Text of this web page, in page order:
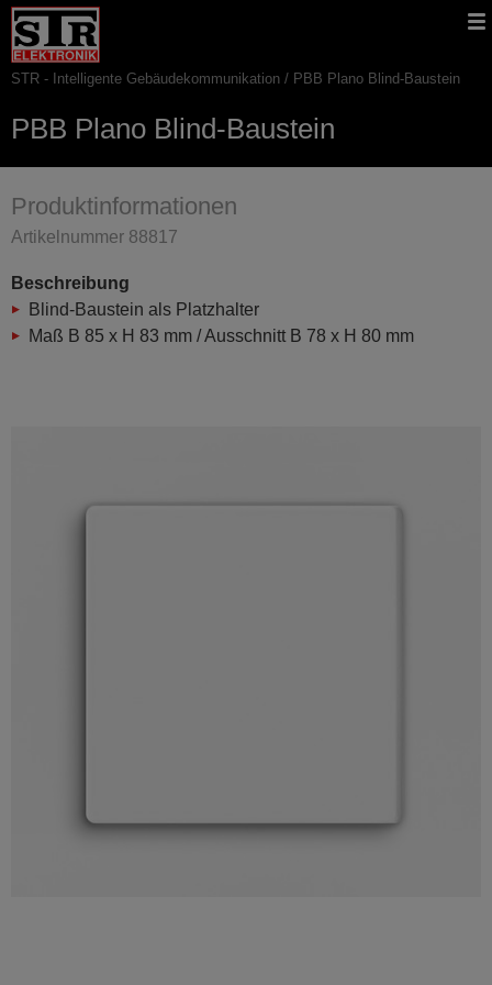
Gehe
direkt
zu:
STR
Website
Hauptnavigation
STR - Intelligente Gebäudekommunikation PBB Plano Blind-Baustein
PBB Plano Blind-Baustein
Produktinformationen
Artikelnummer 88817
Beschreibung
Blind-Baustein als Platzhalter
Maß B 85 x H 83 mm / Ausschnitt B 78 x H 80 mm